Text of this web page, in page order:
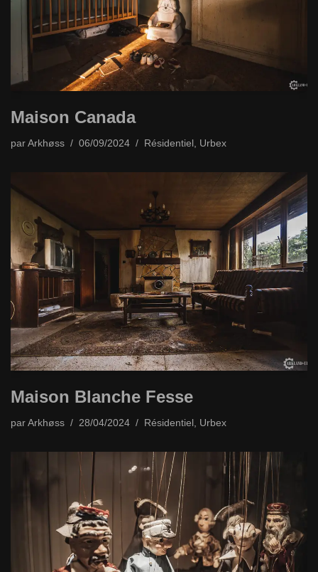
Maison Canada
par Arkhøss 06/09/2024 Résidentiel , Urbex
Maison Blanche Fesse
par Arkhøss 28/04/2024 Résidentiel Urbex